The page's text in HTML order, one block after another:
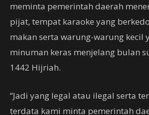
meminta pemerintah daerah
pijat, tempat karaoke yang
makan serta warung-warung kecil
minuman keras menjelang bulan
1442 Hijriah.
“Jadi yang legal atau ilegal serta
terdata kami minta pemerintah